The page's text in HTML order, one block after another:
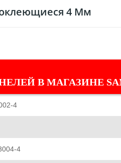
4 Мм
В МАГАЗИНЕ
4
4